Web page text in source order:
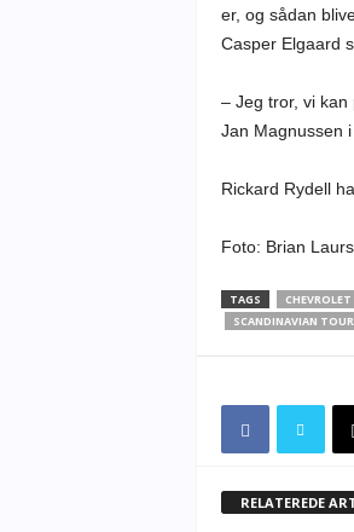
er, og sådan
Casper Elgaard
– Jeg tror, vi
Jan Magnussen
Rickard Rydell
Foto: Brian
TAGS
SCANDINAVIAN
RELATEREDE